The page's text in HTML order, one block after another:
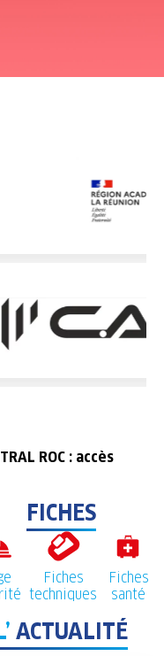
ROC : accès
FICHES
Fiches
techniques
Fiches
santé
ACTUALITÉ